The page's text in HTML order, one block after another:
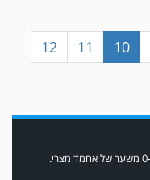
10
11
12